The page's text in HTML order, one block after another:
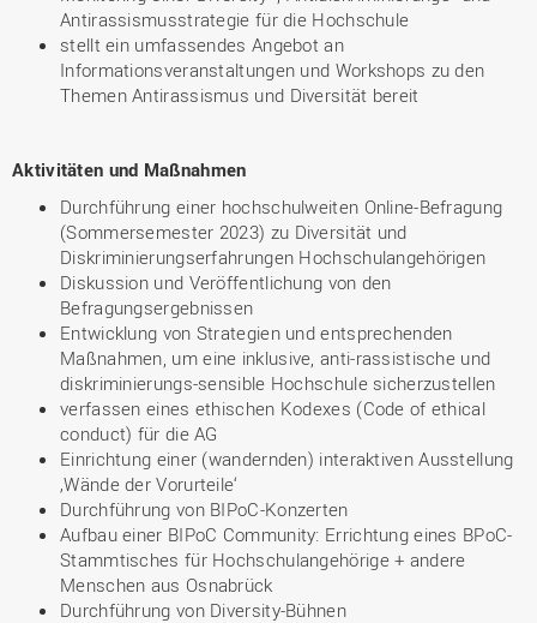
Antirassismusstrategie für die Hochschule
stellt ein umfassendes Angebot an
Informationsveranstaltungen und Workshops zu den
Themen Antirassismus und Diversität bereit
Aktivitäten und Maßnahmen
Durchführung einer hochschulweiten Online-Befragung
(Sommersemester 2023) zu Diversität und
Diskriminierungserfahrungen Hochschulangehörigen
Diskussion und Veröffentlichung von den
Befragungsergebnissen
Entwicklung von Strategien und entsprechenden
Maßnahmen, um eine inklusive, anti-rassistische und
diskriminierungs-sensible Hochschule sicherzustellen
verfassen eines ethischen Kodexes (Code of ethical
conduct) für die AG
Einrichtung einer (wandernden) interaktiven Ausstellung
‚Wände der Vorurteile‘
Durchführung von BIPoC-Konzerten
Aufbau einer BIPoC Community: Errichtung eines BPoC-
Stammtisches für Hochschulangehörige + andere
Menschen aus Osnabrück
Durchführung von Diversity-Bühnen